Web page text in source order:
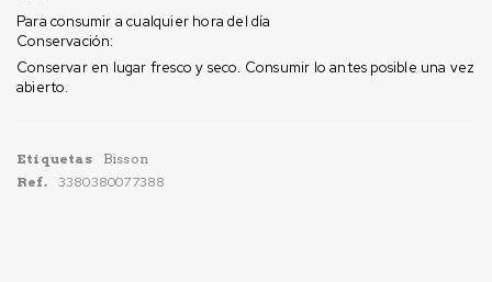
Para consumir a cualquier hora del día
Conservación:
Conservar en lugar fresco y seco. Consumir lo antes posible una vez
abierto.
Etiquetas
Bisson
Ref.
3380380077388